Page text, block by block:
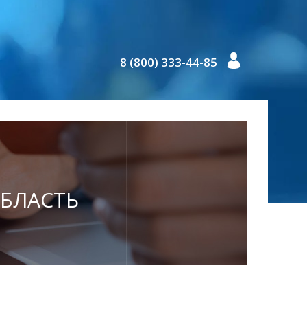
8 (800) 333-44-85